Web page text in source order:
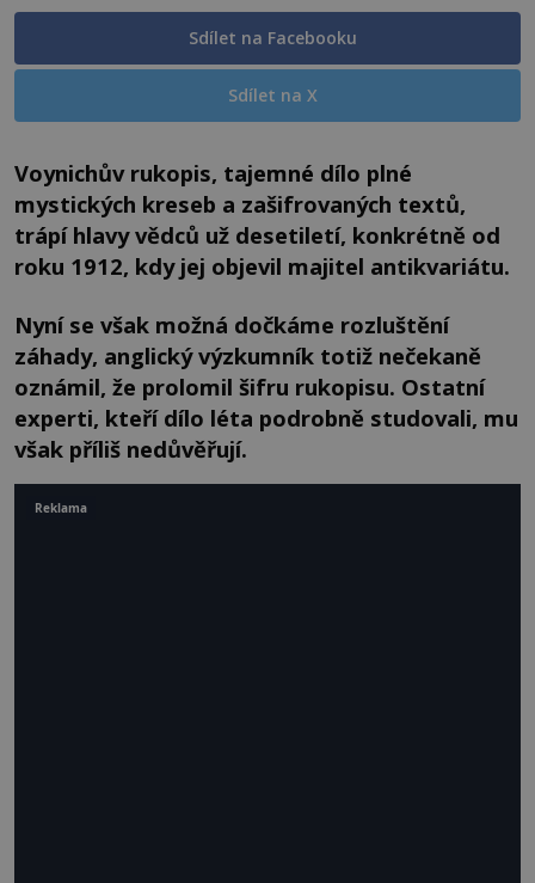
Sdílet na Facebooku
Sdílet na X
Voynichův rukopis, tajemné dílo plné
mystických kreseb a zašifrovaných textů,
trápí hlavy vědců už desetiletí, konkrétně od
roku 1912, kdy jej objevil majitel antikvariátu.
Nyní se však možná dočkáme rozluštění
záhady, anglický výzkumník totiž nečekaně
oznámil, že prolomil šifru rukopisu. Ostatní
experti, kteří dílo léta podrobně studovali, mu
však příliš nedůvěřují.
Reklama